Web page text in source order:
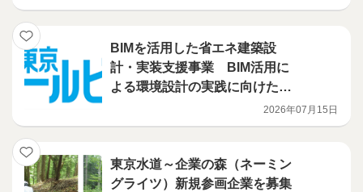
BIMを活用した省エネ建築設
計・実装支援事業 BIM活用に
よる環境設計の実践に向けたハ
2026年07月15日
東京水道～企業の森（ネーミン
グライツ）新規参画企業を募集